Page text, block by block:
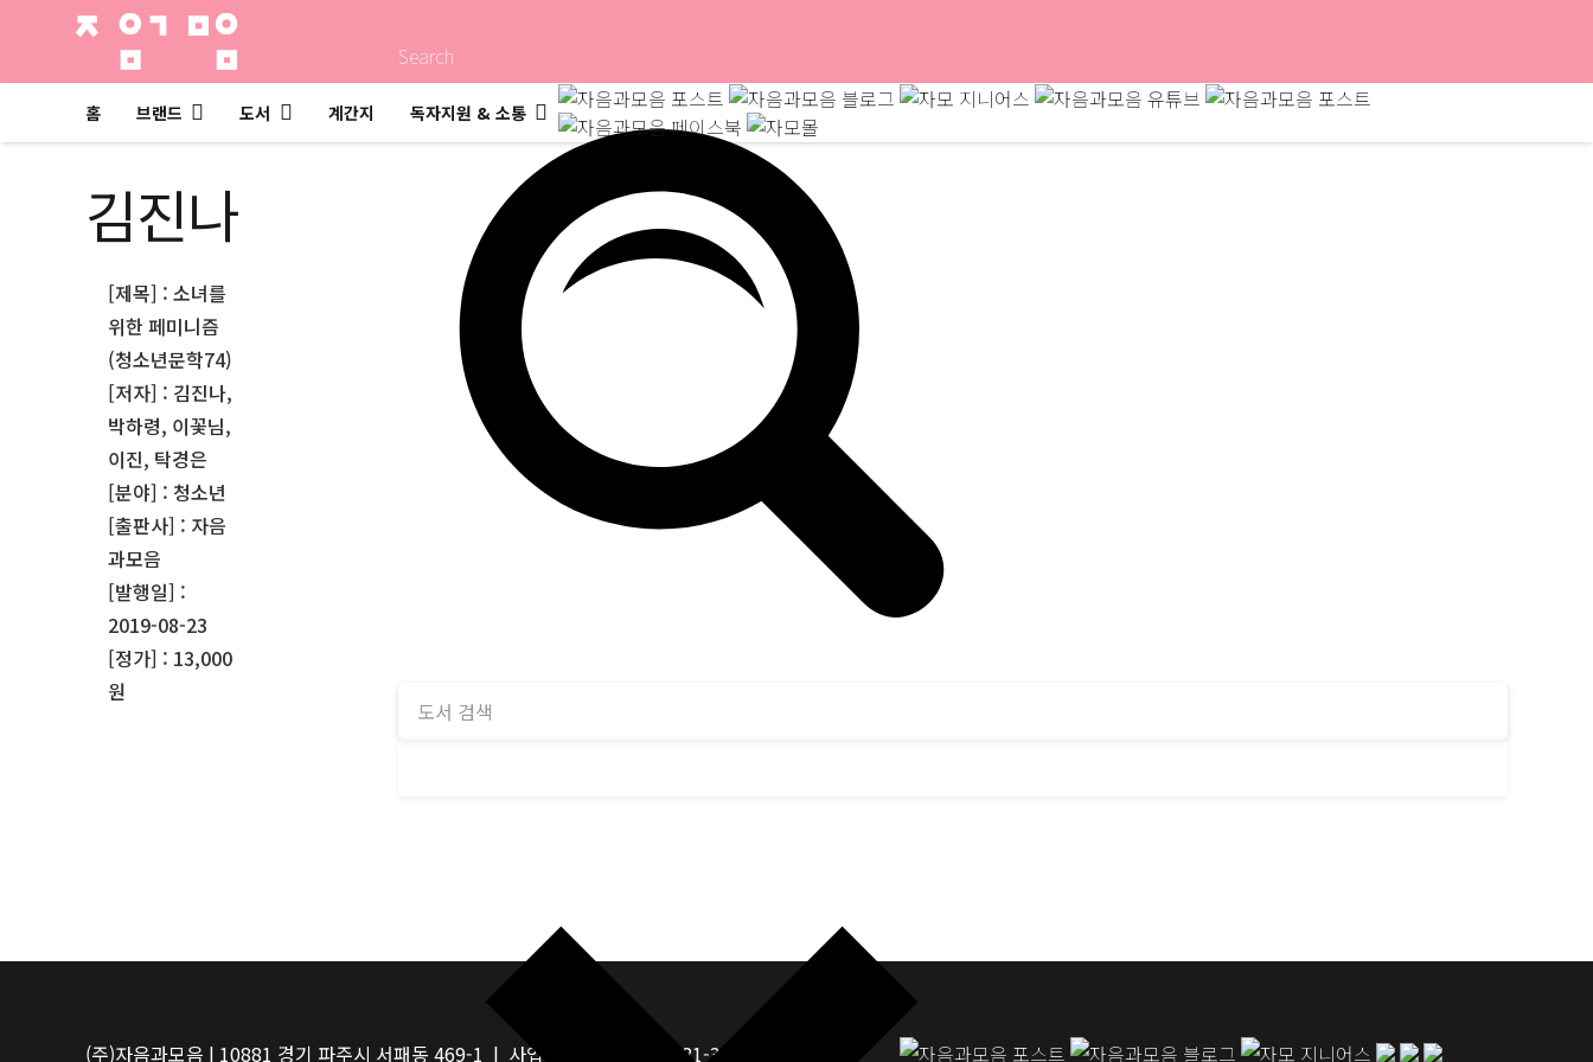
Search
홈 브랜드 도서 계간지 독자지원 & 소통
김진나
[제목] : 소녀를
위한 페미니즘
(청소년문학74)
[저자] : 김진나,
박하령, 이꽃님,
이진, 탁경은
[분야] : 청소년
[출판사] : 자음
과모음
[발행일] :
2019-08-23
[정가] : 13,000
원
(주)자음과모음 | 10881 경기 파주시 서패동 469-1 | 사업자등록번호: 117-81-33190